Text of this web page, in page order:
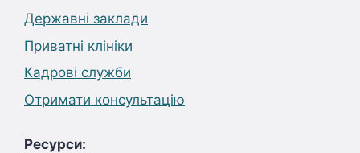
Державні заклади
Приватні клініки
Кадрові служби
Отримати консультацію
Ресурси: